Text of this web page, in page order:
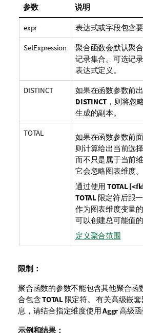
参数 说明
expr 表达式或字段包含
SetExpression
聚合函数会默认聚
记录集合。可选记
表达式定义。
DISTINCT
如果在函数参数前
DISTINCT ，则将忽
生成的副本。
TOTAL 如果在函数参数前
则计算给出当前选
而不只是属于当前
它会忽略图表维度。
通过使用 TOTAL
TOTAL限定符后跟
作为图表维度变量
可以创建总可能值的
定义聚合范围
限制：
聚合函数的参数不能包含其他聚合函
合包含TOTAL限定符。 有关高级嵌
息，请结合指定维度使用Aggr高级函
示例和结果：